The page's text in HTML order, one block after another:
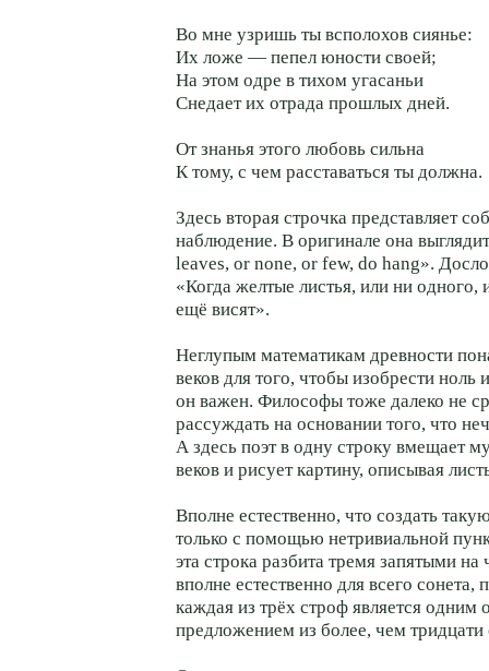
Во мне узришь ты всполохов сиянье:
Их ложе — пепел юности своей;
На этом одре в тихом угасаньи
Снедает их отрада прошлых дней.
От знанья этого любовь сильна
К тому, с чем расставаться ты должна.
Здесь вторая строчка представляет
наблюдение. В оригинале она
leaves, or none, or few, do hang».
«Когда желтые листья, или ни одного,
ещё висят».
Неглупым математикам древности
веков для того, чтобы изобрести ноль
он важен. Философы тоже далеко не
рассуждать на основании того, что
А здесь поэт в одну строку вмещает
веков и рисует картину, описывая
Вполне естественно, что создать
только с помощью нетривиальной
эта строка разбита тремя запятыми на
вполне естественно для всего сонета,
каждая из трёх строф является одним
предложением из более, чем тридцати